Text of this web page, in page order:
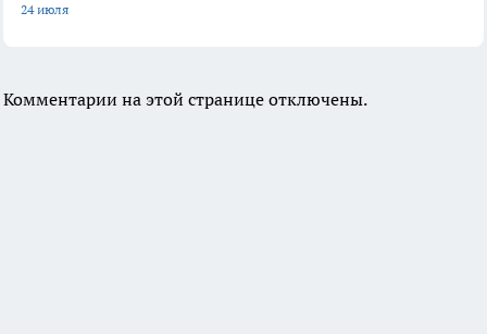
24 июля
Комментарии на этой странице отключены.